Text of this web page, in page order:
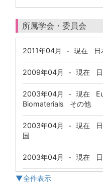
所属学会・委員会
2011年04月 - 現在 日
2009年04月 - 現在
2003年04月 - 現在
Biomaterials その他
2003年04月 - 現在
国
2003年04月 - 現在
▼全件表示